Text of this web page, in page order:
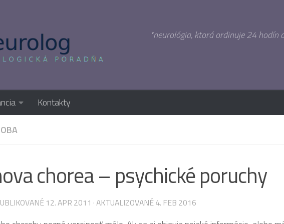
"neurológia, ktorá ordinuje 24 hodín
Kontakty
chorea – psychické poruchy
12. APR 2011 · AKTUALIZOVANÉ4. FEB 2016